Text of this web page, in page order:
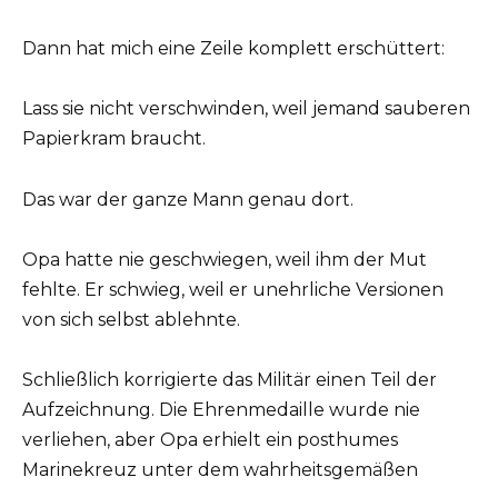
Dann hat mich eine Zeile komplett erschüttert:
Lass sie nicht verschwinden, weil jemand sauberen
Papierkram braucht.
Das war der ganze Mann genau dort.
Opa hatte nie geschwiegen, weil ihm der Mut
fehlte. Er schwieg, weil er unehrliche Versionen
von sich selbst ablehnte.
Schließlich korrigierte das Militär einen Teil der
Aufzeichnung. Die Ehrenmedaille wurde nie
verliehen, aber Opa erhielt ein posthumes
Marinekreuz unter dem wahrheitsgemäßen